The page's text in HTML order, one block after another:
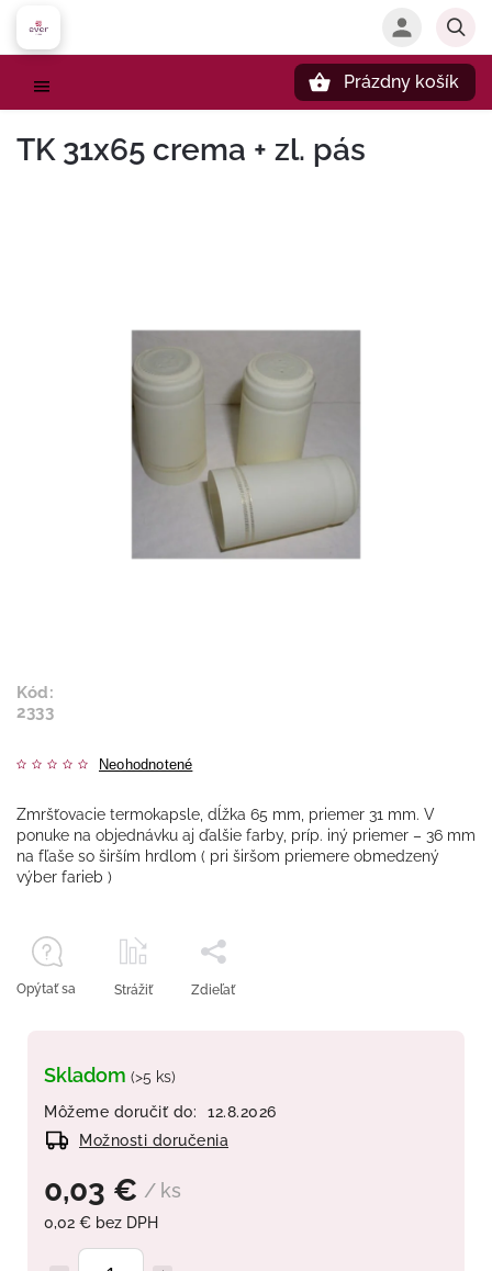
Prázdny košík
TK 31x65 crema + zl. pás
Kód:
2333
Neohodnotené
0,03 € / ks
0,02 € bez DPH
Skladom (>5 ks)
Môžeme doručiť do:
12.8.2026
Možnosti doručenia
Zmršťovacie termokapsle, dĺžka 65 mm, priemer 31 mm. V
ponuke na objednávku aj ďalšie farby, príp. iný priemer – 36 mm
na fľaše so širším hrdlom ( pri širšom priemere obmedzený
výber farieb )
Opýtať sa Strážiť Zdieľať